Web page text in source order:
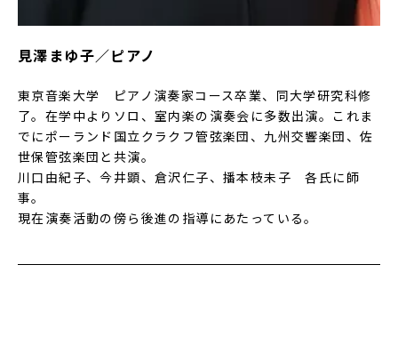
見澤まゆ子／ピアノ
東京音楽大学 ピアノ演奏家コース卒業、同大学研究科修
了。在学中よりソロ、室内楽の演奏会に多数出演。これま
でにポーランド国立クラクフ管弦楽団、九州交響楽団、佐
世保管弦楽団と共演。
川口由紀子、今井顕、倉沢仁子、播本枝未子 各氏に師
事。
現在演奏活動の傍ら後進の指導にあたっている。